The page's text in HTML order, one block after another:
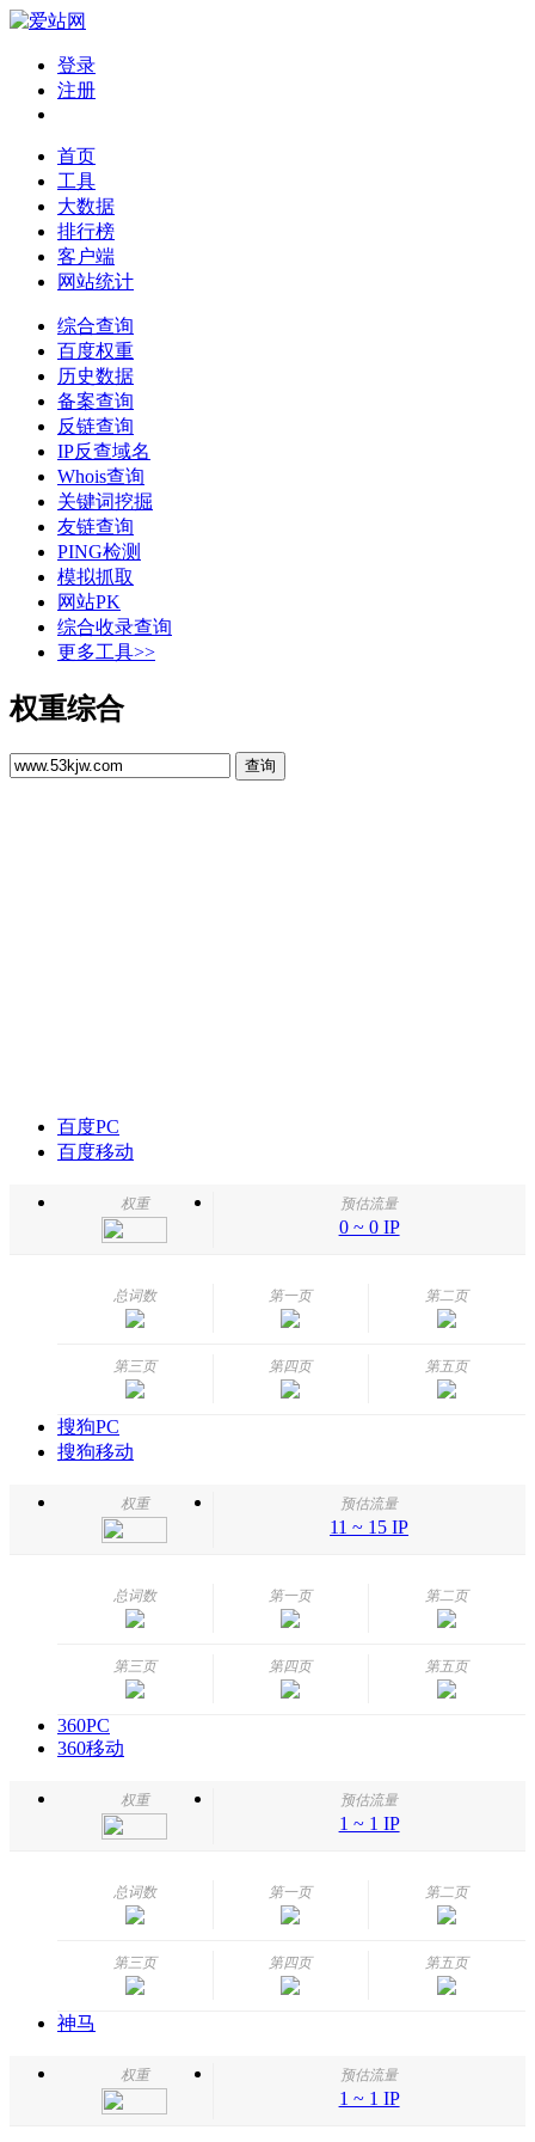
登录
注册
首页
工具
大数据
排行榜
客户端
网站统计
综合查询
百度权重
历史数据
备案查询
反链查询
IP反查域名
Whois查询
关键词挖掘
友链查询
PING检测
模拟抓取
网站PK
综合收录查询
更多工具>>
权重综合
百度PC
百度移动
权重 预估流量
0 ~ 0 IP
总词数 第一页 第二页
第三页 第四页 第五页
搜狗PC
搜狗移动
权重 预估流量
11 ~ 15 IP
总词数 第一页 第二页
第三页 第四页 第五页
360PC
360移动
权重 预估流量
1 ~ 1 IP
总词数 第一页 第二页
第三页 第四页 第五页
神马
权重 预估流量
1 ~ 1 IP